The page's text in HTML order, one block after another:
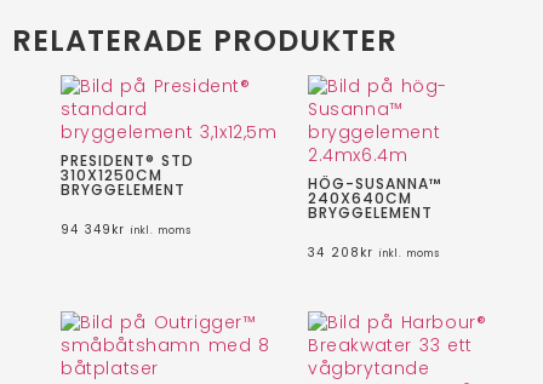
RELATERADE PRODUKTER
PRESIDENT® STD
310X1250CM
BRYGGELEMENT
94 349 kr inkl. moms
HÖG-SUSANNA™
240X640CM
BRYGGELEMENT
34 208 kr inkl. moms